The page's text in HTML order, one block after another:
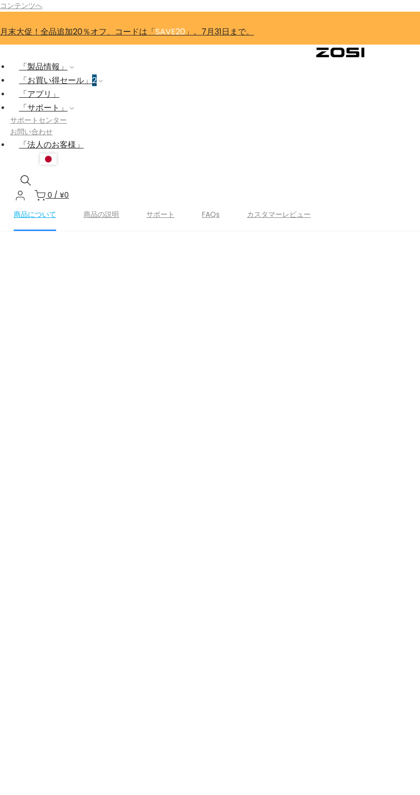
コンテンツへ
月末大促！全品追加20％オフ、コードは「SAVE20」。7月31日まで。
「製品情報」
「お買い得セール」 2
「アプリ」
「サポート」
サポートセンター
お問い合わせ
「法人のお客様」
0 / ¥0
商品について
商品の説明 サポート FAQs カスタマーレビュー